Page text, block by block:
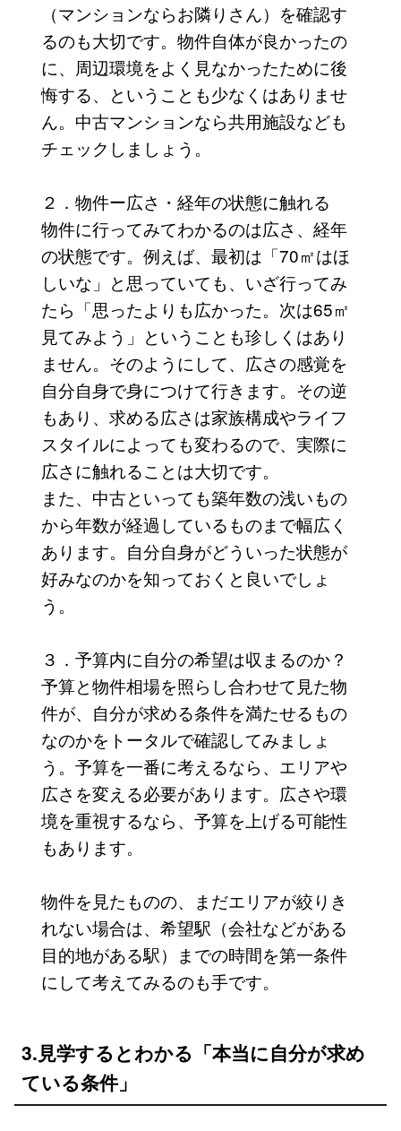
（マンションならお隣りさん）を確認す
るのも大切です。物件自体が良かったの
に、周辺環境をよく見なかったために後
悔する、ということも少なくはありませ
ん。中古マンションなら共用施設なども
チェックしましょう。
２．物件ー広さ・経年の状態に触れる
物件に行ってみてわかるのは広さ、経年
の状態です。例えば、最初は「70㎡はほ
しいな」と思っていても、いざ行ってみ
たら「思ったよりも広かった。次は65㎡
見てみよう」ということも珍しくはあり
ません。そのようにして、広さの感覚を
自分自身で身につけて行きます。その逆
もあり、求める広さは家族構成やライフ
スタイルによっても変わるので、実際に
広さに触れることは大切です。
また、中古といっても築年数の浅いもの
から年数が経過しているものまで幅広く
あります。自分自身がどういった状態が
好みなのかを知っておくと良いでしょ
う。
３．予算内に自分の希望は収まるのか？
予算と物件相場を照らし合わせて見た物
件が、自分が求める条件を満たせるもの
なのかをトータルで確認してみましょ
う。予算を一番に考えるなら、エリアや
広さを変える必要があります。広さや環
境を重視するなら、予算を上げる可能性
もあります。
物件を見たものの、まだエリアが絞りき
れない場合は、希望駅（会社などがある
目的地がある駅）までの時間を第一条件
にして考えてみるのも手です。
3.見学するとわかる「本当に自分が求め
ている条件」